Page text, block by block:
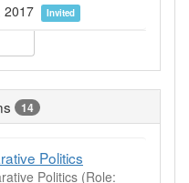
2017 Invited
14
Politics
Politics (Role: